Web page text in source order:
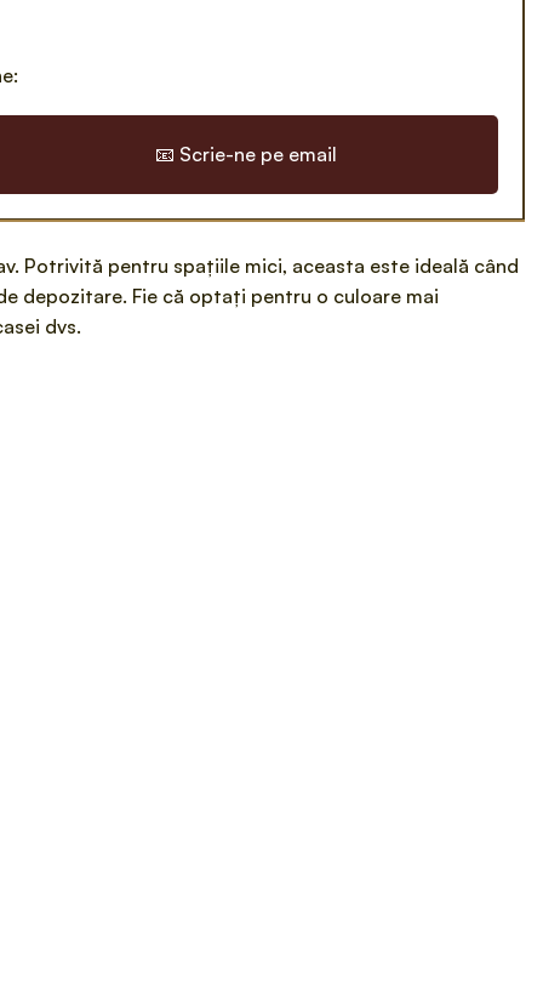
📧 Scrie-ne pe email
Potrivită pentru spațiile mici, aceasta este ideală când
depozitare. Fie că optați pentru o culoare mai
dvs.